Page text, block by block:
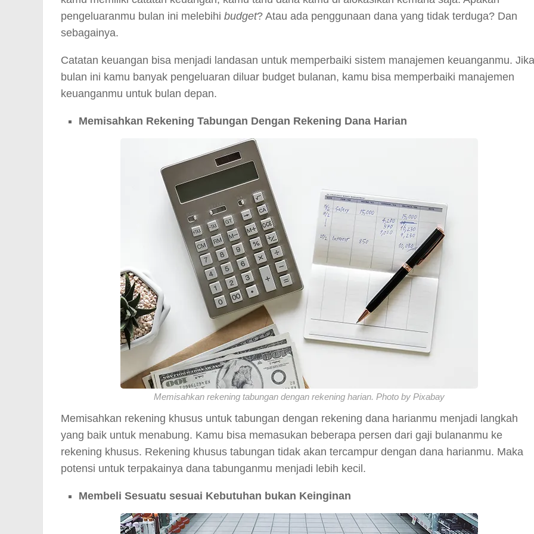
pengeluaranmu bulan ini melebihi budget? Atau ada penggunaan dana yang tidak terduga? Dan
sebagainya.
Catatan keuangan bisa menjadi landasan untuk memperbaiki sistem manajemen keuanganmu. Jika
bulan ini kamu banyak pengeluaran diluar budget bulanan, kamu bisa memperbaiki manajemen
keuanganmu untuk bulan depan.
Memisahkan Rekening Tabungan Dengan Rekening Dana Harian
Memisahkan rekening tabungan dengan rekening harian. Photo by Pixabay
Memisahkan rekening khusus untuk tabungan dengan rekening dana harianmu menjadi langkah
yang baik untuk menabung. Kamu bisa memasukan beberapa persen dari gaji bulananmu ke
rekening khusus. Rekening khusus tabungan tidak akan tercampur dengan dana harianmu. Maka
potensi untuk terpakainya dana tabunganmu menjadi lebih kecil.
Membeli Sesuatu sesuai Kebutuhan bukan Keinginan